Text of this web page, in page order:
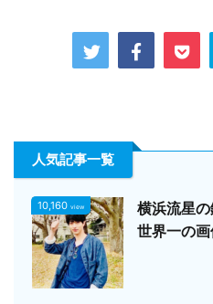
人気記事一覧
10,160 view
横浜流星
世界一の